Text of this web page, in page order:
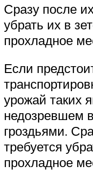
Сразу после
убрать их в
прохладное
Если
урожай таких
недозревшем
гроздьями.
требуется
прохладное